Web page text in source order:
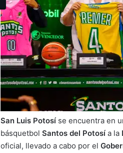
San Luis Potosí se encuentra en
básquetbol Santos del Potosí a la
oficial, llevado a cabo por el